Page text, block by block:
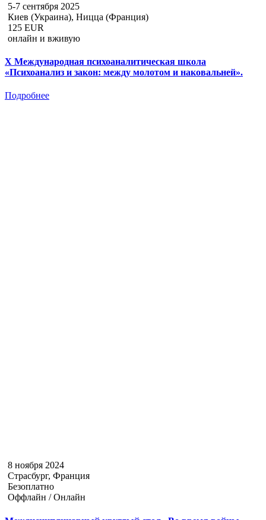
5-7 сентября 2025
Киев (Украина), Ницца (Франция)
125 EUR
онлайн и вживую
X Международная психоаналитическая школа
«Психоанализ и закон: между молотом и наковальней».
Подробнее
8 ноября 2024
Страсбург, Франция
Безоплатно
Оффлайн / Онлайн